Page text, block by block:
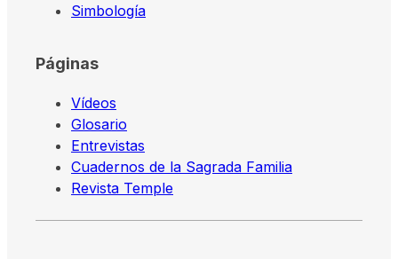
Simbología
Páginas
Vídeos
Glosario
Entrevistas
Cuadernos de la Sagrada Familia
Revista Temple